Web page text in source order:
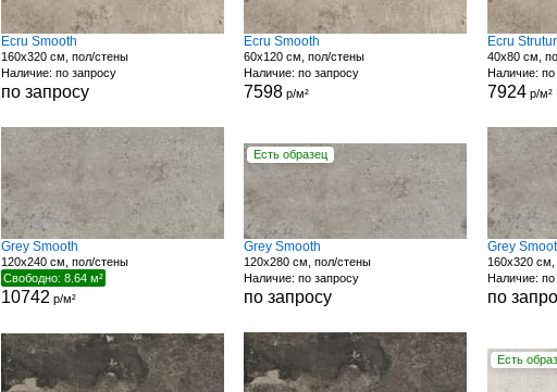
Ecru Smooth
160x320 см, пол/стены
Наличие: по запросу
по запросу
Ecru Smooth
60x120 см, пол/стены
Наличие: по запросу
7598 р/м²
Ecru
40x80 см,
Наличие: по
7924р/м²
Grey Smooth
120x240 см, пол/стены
Свободно: 8.64 м²
10742 р/м²
Есть образец
Grey Smooth
120x280 см, пол/стены
Наличие: по запросу
по запросу
Grey
160x320
Наличие: по
по
Есть